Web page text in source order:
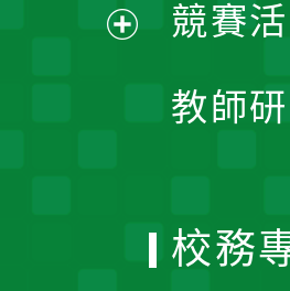
競賽
教師
開
校務